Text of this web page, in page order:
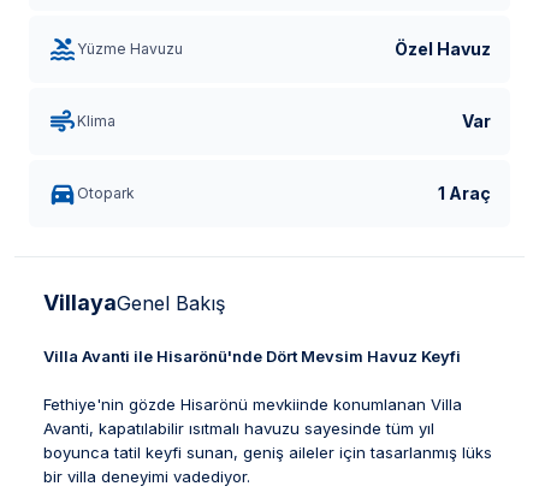
Yüzme Havuzu Özel Havuz
Klima Var
Otopark 1 Araç
VillayaGenel Bakış
Villa Avanti ile Hisarönü'nde Dört Mevsim Havuz Keyfi
Fethiye'nin gözde Hisarönü mevkiinde konumlanan Villa
Avanti, kapatılabilir ısıtmalı havuzu sayesinde tüm yıl
boyunca tatil keyfi sunan, geniş aileler için tasarlanmış lüks
bir villa deneyimi vadediyor.